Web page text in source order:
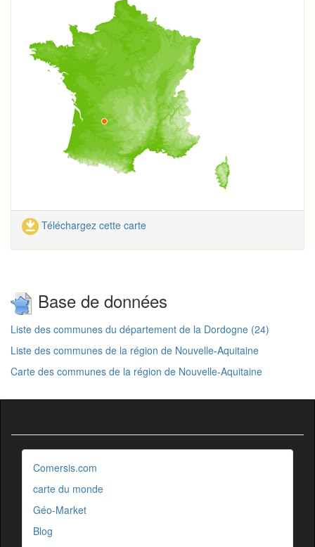
Téléchargez cette carte
Base de données
Liste des communes du département de la Dordogne (24)
Liste des communes de la région de Nouvelle-Aquitaine
Carte des communes de la région de Nouvelle-Aquitaine
Comersis.com
carte du monde
Géo-Market
Blog